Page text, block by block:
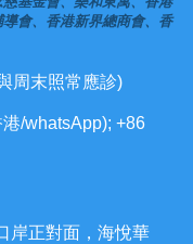
會、香港新界總商會、香
周末照常應診)
/whatsApp); +86
岸正對面，海悅華